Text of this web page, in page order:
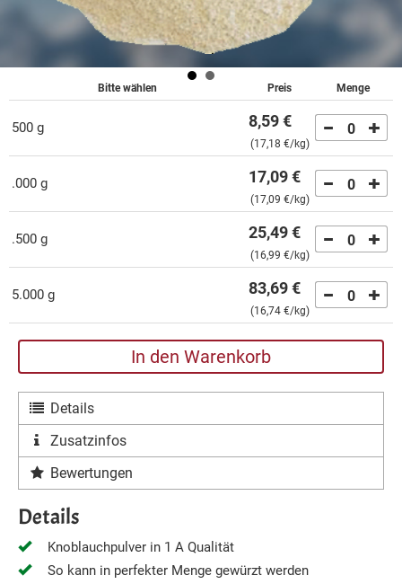
Bitte wählen Preis Menge
500 g 8,59 €
(17,18 €/kg)
0
.000 g 17,09 €
(17,09 €/kg)
0
.500 g 25,49 €
(16,99 €/kg)
0
5.000 g 83,69 €
(16,74 €/kg)
0
In den Warenkorb
Details
Zusatzinfos
Bewertungen
Details
Knoblauchpulver in 1 A Qualität
So kann in perfekter Menge gewürzt werden